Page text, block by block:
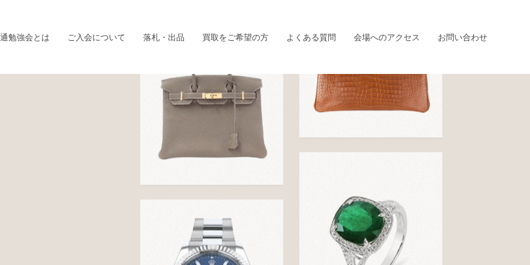
勉強会とは ご入会について 落札・出品 買取をご希望の方 よくある質問 会場へのアクセス お問い合わせ